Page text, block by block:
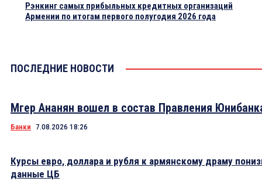
Рэнкинг самых прибыльных кредитных организаций
Армении по итогам первого полугодия 2026 года
ПОСЛЕДНИЕ НОВОСТИ
Мгер Ананян вошел в состав Правления
Банки 7.08.2026 18:26
Курсы евро, доллара и рубля к армянскому драму
данные ЦБ